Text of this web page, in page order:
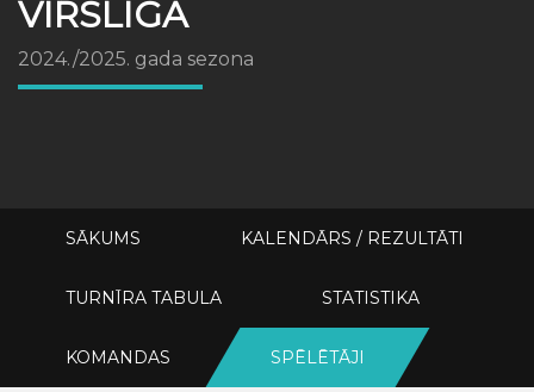
VIRSLĪGA
2024./2025. gada sezona
SĀKUMS KALENDĀRS / REZULTĀTI
TURNĪRA TABULA STATISTIKA
KOMANDAS SPĒLĒTĀJI